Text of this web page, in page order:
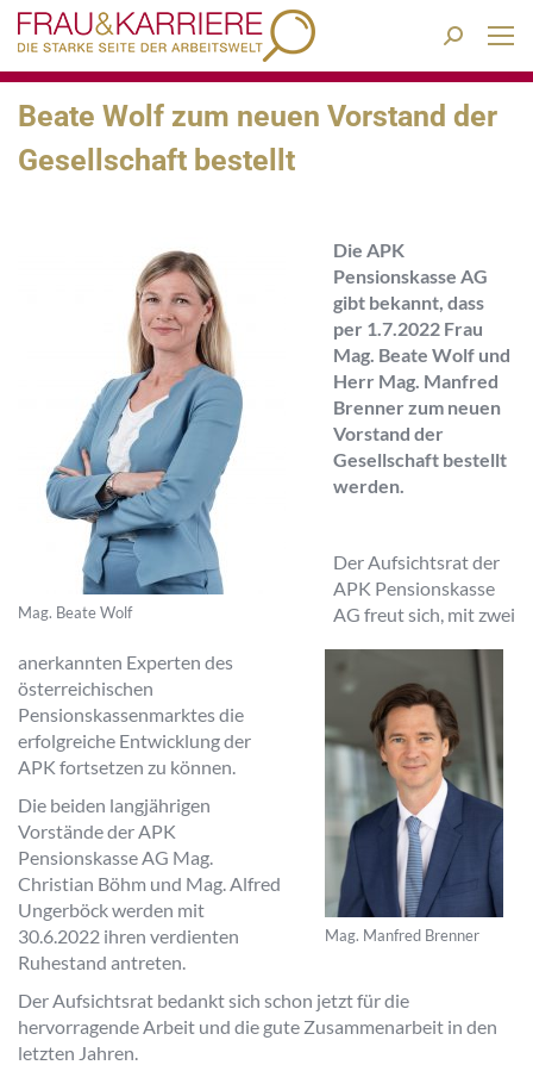
Search:
Beate Wolf zum neuen Vorstand der
Gesellschaft bestellt
Mag. Beate Wolf
Die APK
Pensionskasse AG
gibt bekannt, dass
per 1.7.2022 Frau
Mag. Beate Wolf und
Herr Mag. Manfred
Brenner zum neuen
Vorstand der
Gesellschaft bestellt
werden.
Mag. Manfred Brenner
Der Aufsichtsrat der
APK Pensionskasse
AG freut sich, mit zwei
anerkannten Experten des
österreichischen
Pensionskassenmarktes die
erfolgreiche Entwicklung der
APK fortsetzen zu können.
Die beiden langjährigen
Vorstände der APK
Pensionskasse AG Mag.
Christian Böhm und Mag. Alfred
Ungerböck werden mit
30.6.2022 ihren verdienten
Ruhestand antreten.
Der Aufsichtsrat bedankt sich schon jetzt für die
hervorragende Arbeit und die gute Zusammenarbeit in den
letzten Jahren.